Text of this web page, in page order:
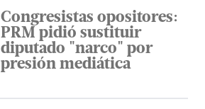
Congresistas opositores:
PRM pidió sustituir
diputado "narco" por
presión mediática